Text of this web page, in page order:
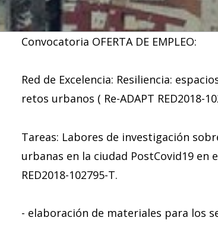
Convocatoria OFERTA DE EMPLEO:
Red de Excelencia: Resiliencia:
retos urbanos ( Re-ADAPT RED2018-
Tareas: Labores de investigación
urbanas en la ciudad PostCovid19 en
RED2018-102795-T.
- elaboración de materiales para los